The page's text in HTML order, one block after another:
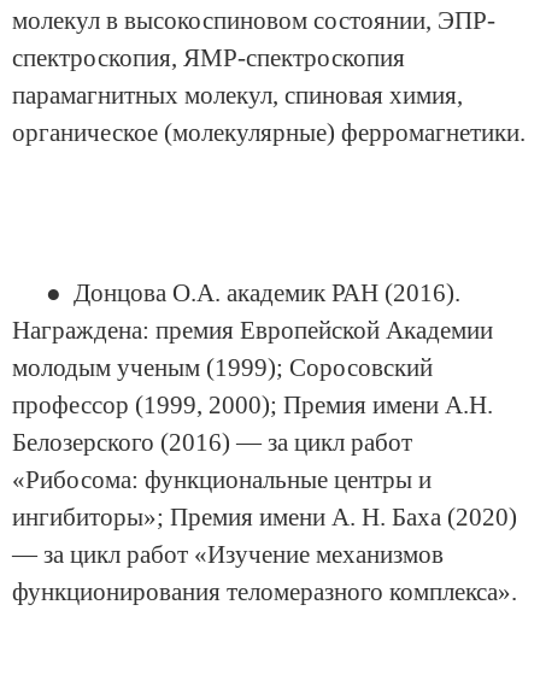
молекул в высокоспиновом состоянии, ЭПР-
спектроскопия, ЯМР-спектроскопия
парамагнитных молекул, спиновая химия,
органическое (молекулярные) ферромагнетики.
● Донцова О.А. академик РАН (2016).
Награждена: премия Европейской Академии
молодым ученым (1999); Соросовский
профессор (1999, 2000); Премия имени А.Н.
Белозерского (2016) — за цикл работ
«Рибосома: функциональные центры и
ингибиторы»; Премия имени А. Н. Баха (2020)
— за цикл работ «Изучение механизмов
функционирования теломеразного комплекса».